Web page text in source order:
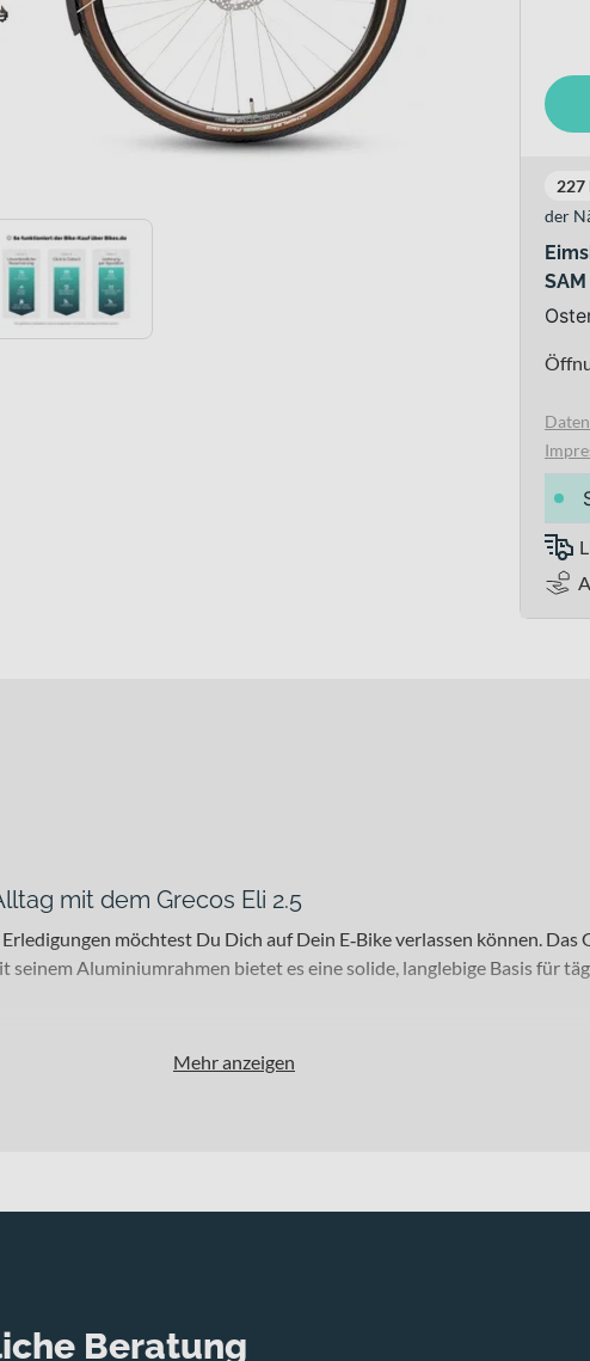
227
der
mit dem Grecos Eli 2.5
möchtest Du Dich auf Dein E‑Bike verlassen können. Das
Aluminiumrahmen bietet es eine solide, langlebige Basis für
CDX 125T Riemenantrieb in Kombination mit einer 8-Gang
Gefühl. Die Aluminium-Gabel in tapered Ausführung ergänzt
während die Ergotec Hook 2 - 31.6, 350mm Sattelstütze
Dein Gepäck.
Mehr anzeigen
Beratung